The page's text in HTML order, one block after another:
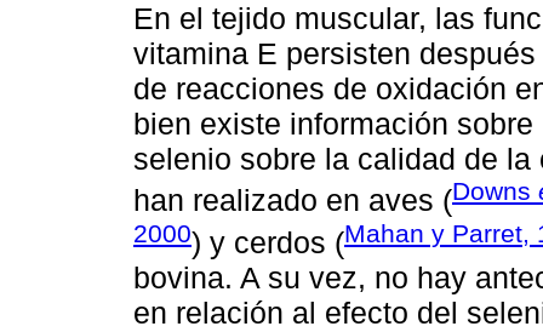
En el tejido muscular, las
vitamina E persisten
de reacciones de oxidación
bien existe información
selenio sobre la calidad de
han realizado en aves (Downs
2000) y cerdos (Mahan y Parret,
bovina. A su vez, no hay
en relación al efecto del